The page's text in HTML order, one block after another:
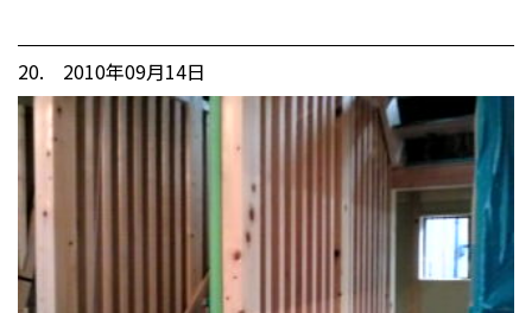
20. 2010年09月14日